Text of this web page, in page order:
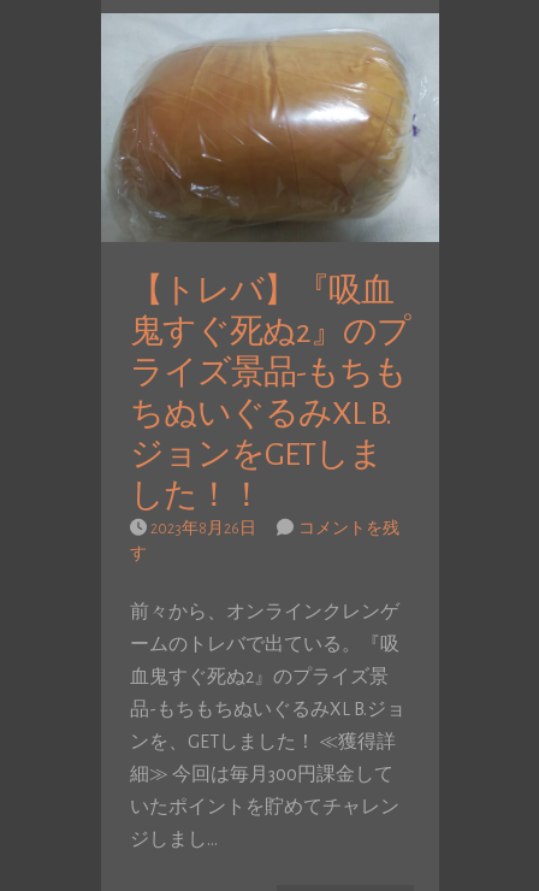
【トレバ】『吸血
鬼すぐ死ぬ2』のプ
ライズ景品-もちも
ちぬいぐるみXL B.
ジョンをGETしま
した！！
2023年8月26日
コメントを残
す
前々から、オンラインクレンゲ
ームのトレバで出ている。『吸
血鬼すぐ死ぬ2』のプライズ景
品-もちもちぬいぐるみXL B.ジョ
ンを、GETしました！ ≪獲得詳
細≫ 今回は毎月300円課金して
いたポイントを貯めてチャレン
ジしまし…